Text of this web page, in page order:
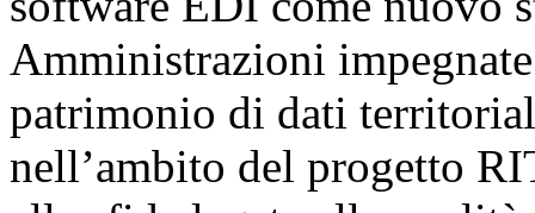
Amministrazioni
patrimonio di dati
nell’ambito del progetto